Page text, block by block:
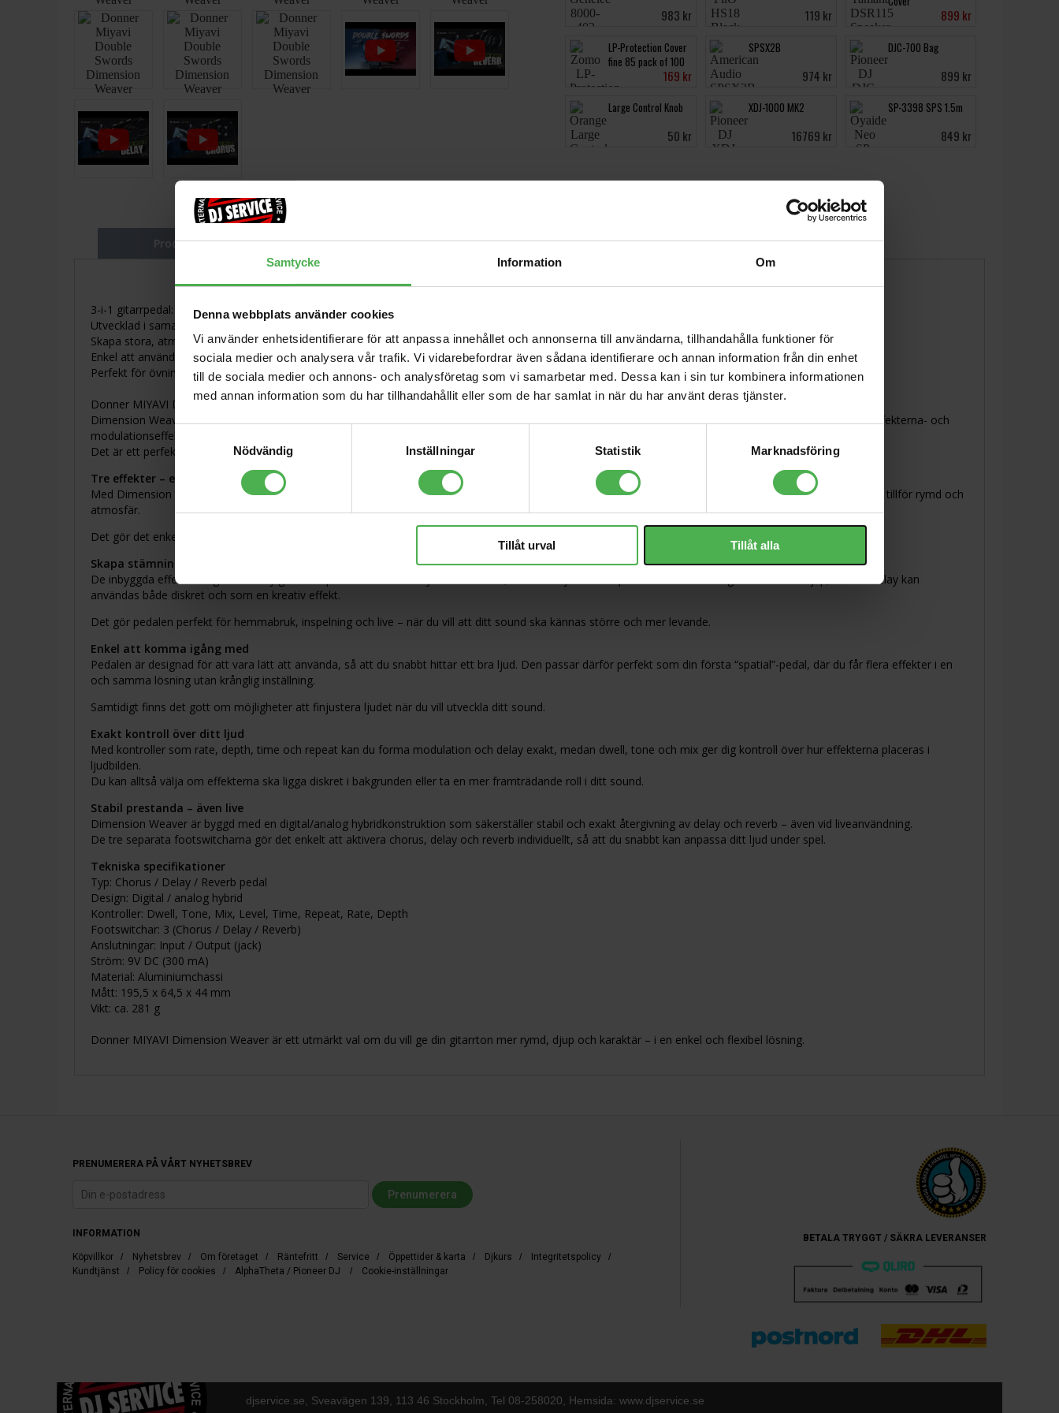
Samtycke Information Om
Denna webbplats använder cookies
Vi använder enhetsidentifierare för att anpassa innehållet och annonserna till användarna, tillhandahålla funktioner för
sociala medier och analysera vår trafik. Vi vidarebefordrar även sådana identifierare och annan information från din enhet
till de sociala medier och annons- och analysföretag som vi samarbetar med. Dessa kan i sin tur kombinera informationen
med annan information som du har tillhandahållit eller som de har samlat in när du har använt deras tjänster.
Nödvändig
Inställningar Statistik Marknadsföring
Tillåt urval Tillåt alla
983 kr 119 kr 899 kr
LP-Protection Cover
fine 85 pack of 100
169 kr
SPSX2B
974 kr
DJC-700 Bag
899 kr
Large Control Knob
50 kr
XDJ-1000 MK2
16769 kr
SP-3398 SPS 1.5m
849 kr
Produktbeskrivning Videos
3-i-1 gitarrpedal: chorus, delay och reverb i en
Utvecklad i samarbete med MIYAVI
Skapa stora, atmosfäriska gitarrljud
Enkel att använda – perfekt för nybörjare
Perfekt för övning, studio och live
Donner MIYAVI Double Swords Dimension Weaver – en pedal med, djup och atmosfär i ett och samma setup
Dimension Weaver är en mångsidig effektpedal utvecklad i samarbete mellan Donner och den japanska gitarristen MIYAVI. Här får du tre av de viktigaste effekterna- och
modulationseffekterna samlade i en pedal – chorus, delay och reverb – så att du enkelt kan skapa en större och mer levande gitarrton.
Det är ett perfekt val för dig som vill ge ditt spel mer djup och känsla, utan att behöva flera separata pedaler.
Tre effekter – en smidig lösning
Med Dimension Weaver får du chorus, delay och reverb i ett kompakt format. Chorus ger bredd och rörelse, delay skapar rytmiska upprepningar och reverb tillför rymd och
atmosfär.
Det gör det enkelt att bygga upp ett fylligare och mer professionellt sound – oavsett om du spelar clean, lätt crunch eller mer ambient.
Skapa stämning och djup i ditt ljud
De inbyggda effekterna gör det möjligt att skapa allt från subtila nyanser till stora, svävande ljudlandskap. Chorus och reverb ger värme och djup, medan delay kan
användas både diskret och som en kreativ effekt.
Det gör pedalen perfekt för hemmabruk, inspelning och live – när du vill att ditt sound ska kännas större och mer levande.
Enkel att komma igång med
Pedalen är designad för att vara lätt att använda, så att du snabbt hittar ett bra ljud. Den passar därför perfekt som din första “spatial”-pedal, där du får flera effekter i en
och samma lösning utan krånglig inställning.
Samtidigt finns det gott om möjligheter att finjustera ljudet när du vill utveckla ditt sound.
Exakt kontroll över ditt ljud
Med kontroller som rate, depth, time och repeat kan du forma modulation och delay exakt, medan dwell, tone och mix ger dig kontroll över hur effekterna placeras i
ljudbilden.
Du kan alltså välja om effekterna ska ligga diskret i bakgrunden eller ta en mer framträdande roll i ditt sound.
Stabil prestanda – även live
Dimension Weaver är byggd med en digital/analog hybridkonstruktion som säkerställer stabil och exakt återgivning av delay och reverb – även vid liveanvändning.
De tre separata footswitcharna gör det enkelt att aktivera chorus, delay och reverb individuellt, så att du snabbt kan anpassa ditt ljud under spel.
Tekniska specifikationer
Typ: Chorus / Delay / Reverb pedal
Design: Digital / analog hybrid
Kontroller: Dwell, Tone, Mix, Level, Time, Repeat, Rate, Depth
Footswitchar: 3 (Chorus / Delay / Reverb)
Anslutningar: Input / Output (jack)
Ström: 9V DC (300 mA)
Material: Aluminiumchassi
Mått: 195,5 x 64,5 x 44 mm
Vikt: ca. 281 g
Donner MIYAVI Dimension Weaver är ett utmärkt val om du vill ge din gitarrton mer rymd, djup och karaktär – i en enkel och flexibel lösning.
PRENUMERERA PÅ VÅRT NYHETSBREV
INFORMATION
Köpvillkor / Nyhetsbrev / Om företaget / Räntefritt / Service / Öppettider & karta / Djkurs / Integritetspolicy /
Kundtjänst / Policy för cookies / AlphaTheta / Pioneer DJ / Cookie-inställningar
BETALA TRYGGT / SÄKRA LEVERANSER
djservice.se, Sveavägen 139, 113 46 Stockholm, Tel 08-258020 , Hemsida: www.djservice.se